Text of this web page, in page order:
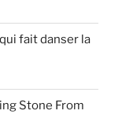
fait danser la
Stone From